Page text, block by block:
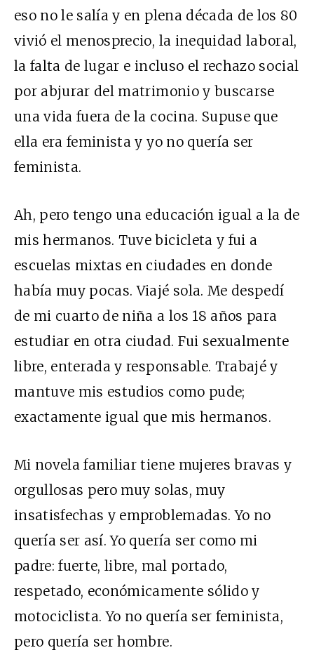
eso no le salía y en plena década de los 80
vivió el menosprecio, la inequidad laboral,
la falta de lugar e incluso el rechazo social
por abjurar del matrimonio y buscarse
una vida fuera de la cocina. Supuse que
ella era feminista y yo no quería ser
feminista.
Ah, pero tengo una educación igual a la de
mis hermanos. Tuve bicicleta y fui a
escuelas mixtas en ciudades en donde
había muy pocas. Viajé sola. Me despedí
de mi cuarto de niña a los 18 años para
estudiar en otra ciudad. Fui sexualmente
libre, enterada y responsable. Trabajé y
mantuve mis estudios como pude;
exactamente igual que mis hermanos.
Mi novela familiar tiene mujeres bravas y
orgullosas pero muy solas, muy
insatisfechas y emproblemadas. Yo no
quería ser así. Yo quería ser como mi
padre: fuerte, libre, mal portado,
respetado, económicamente sólido y
motociclista. Yo no quería ser feminista,
pero quería ser hombre.